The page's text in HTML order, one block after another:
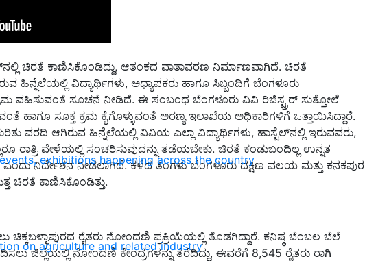
exhibitions happening across the country
on agriculture and related industry
ಚಿರತೆ ಕಾಣಿಸಿಕೊಂಡಿದ್ದು, ಆತಂಕದ ವಾತಾವರಣ ನಿರ್ಮಾಣವಾಗಿದೆ. ಚಿರತೆ
ಹಿನ್ನೆಲೆಯಲ್ಲಿ ವಿದ್ಯಾರ್ಥಿಗಳು, ಅಧ್ಯಾಪಕರು ಹಾಗೂ ಸಿಬ್ಬಂದಿಗೆ ಬೆಂಗಳೂರು
ವಹಿಸುವಂತೆ ಸೂಚನೆ ನೀಡಿದೆ. ಈ ಸಂಬಂಧ ಬೆಂಗಳೂರು ವಿವಿ ರಿಜಿಸ್ಟ್ರರ್ ಸುತ್ತೋಲೆ
ಹಾಗೂ ಸೂಕ್ತ ಕ್ರಮ ಕೈಗೊಳ್ಳುವಂತೆ ಅರಣ್ಯ ಇಲಾಖೆಯ ಅಧಿಕಾರಿಗಳಿಗೆ ಒತ್ತಾಯಿಸಿದ್ದಾರೆ.
ಕುರಿತು ವರದಿ ಆಗಿರುವ ಹಿನ್ನೆಲೆಯಲ್ಲಿ ವಿವಿಯ ಎಲ್ಲಾ ವಿದ್ಯಾರ್ಥಿಗಳು, ಹಾಸ್ಟೆಲ್‌ನಲ್ಲಿ ಇರುವವರು,
ರಾತ್ರಿ ವೇಳೆಯಲ್ಲಿ ಸಂಚರಿಸುವುದನ್ನು ತಡೆಯಬೇಕು. ಚಿರತೆ ಕಂಡುಬಂದಿಲ್ಲ ಉನ್ನತ
ನಿರ್ದೇಶನ ನೀಡಲಾಗಿದೆ. ಕಳೆದ ತಿಂಗಳು ಬೆಂಗಳೂರು ದಕ್ಷಿಣ ವಲಯ ಮತ್ತು ಕನಕಪುರ
ಚಿರತೆ ಕಾಣಿಸಿಕೊಂಡಿತ್ತು.
ರೈತರು ನೋಂದಣಿ ಪ್ರಕ್ರಿಯೆಯಲ್ಲಿ ತೊಡಗಿದ್ದಾರೆ. ಕನಿಷ್ಠ ಬೆಂಬಲ ಬೆಲೆ
ಜಿಲ್ಲೆಯಲ್ಲಿ ನೋಂದಣಿ ಕೇಂದ್ರಗಳನ್ನು ತೆರೆದಿದ್ದು, ಈವರೆಗೆ 8,545 ರೈತರು ರಾಗಿ